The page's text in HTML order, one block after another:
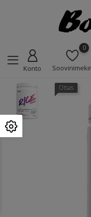
Konto
0
Otsas